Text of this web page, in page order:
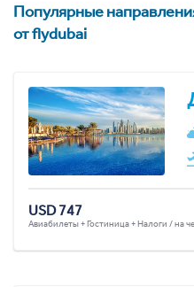
Популярные
от flydubai
USD 747
Авиабилеты + Гостиница + Налоги / на